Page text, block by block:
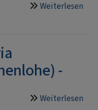
Weiterlesen
-
Weiterlesen